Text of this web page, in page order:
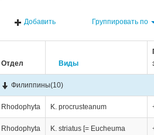
Добавить Группировать по
Отдел Виды
Филиппины(10)
Rhodophyta K. procrusteanum
Rhodophyta
K. striatus [= Eucheuma